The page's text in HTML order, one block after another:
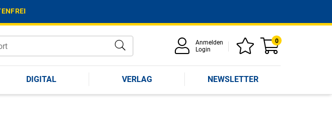
Anmelden
Login
0
DIGITAL VERLAG NEWSLETTER